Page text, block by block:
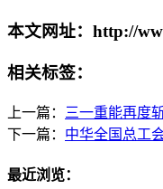
本文网址：http://
相关标签：
上一篇：
三一重能再度
下一篇： 中华全国总工
最近浏览：